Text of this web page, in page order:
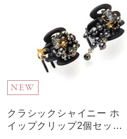
NEW
クラシックシャイニー ホ
イップクリップ2個セット